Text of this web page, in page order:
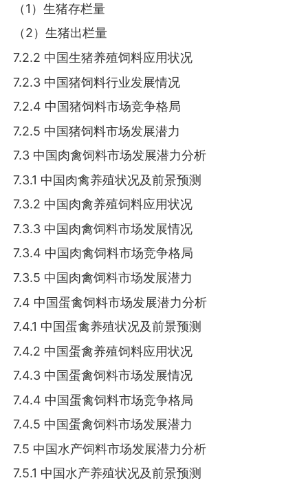
（1）生猪存栏量
（2）生猪出栏量
7.2.2 中国生猪养殖饲料应用状况
7.2.3 中国猪饲料行业发展情况
7.2.4 中国猪饲料市场竞争格局
7.2.5 中国猪饲料市场发展潜力
7.3 中国肉禽饲料市场发展潜力分析
7.3.1 中国肉禽养殖状况及前景预测
7.3.2 中国肉禽养殖饲料应用状况
7.3.3 中国肉禽饲料市场发展情况
7.3.4 中国肉禽饲料市场竞争格局
7.3.5 中国肉禽饲料市场发展潜力
7.4 中国蛋禽饲料市场发展潜力分析
7.4.1 中国蛋禽养殖状况及前景预测
7.4.2 中国蛋禽养殖饲料应用状况
7.4.3 中国蛋禽饲料市场发展情况
7.4.4 中国蛋禽饲料市场竞争格局
7.4.5 中国蛋禽饲料市场发展潜力
7.5 中国水产饲料市场发展潜力分析
7.5.1 中国水产养殖状况及前景预测